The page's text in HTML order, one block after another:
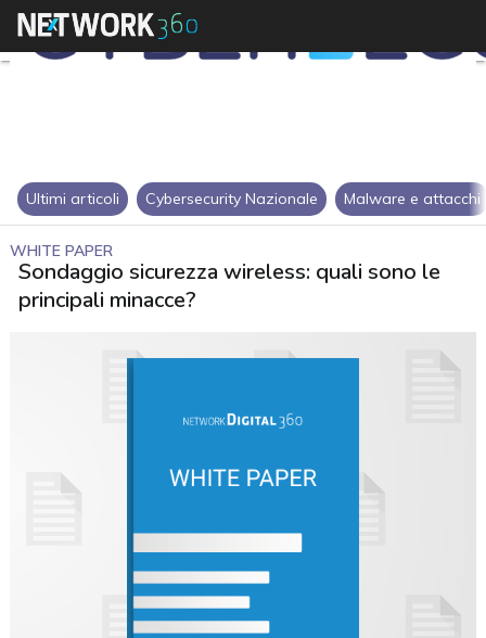
Ultimi articoli Cybersecurity Nazionale Malware e attacchi
WHITE PAPER
Sondaggio sicurezza wireless: quali sono le
principali minacce?